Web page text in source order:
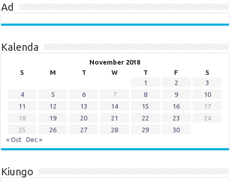
Ad
Kalenda
November 2018
S
M T W T F
S
1
2
3
4
5 6 7 8 9
10
11
12 13 14 15 16
17
18
19 20 21 22 23
24
25
26 27 28 29
30
« Oct
Dec »
Kiungo